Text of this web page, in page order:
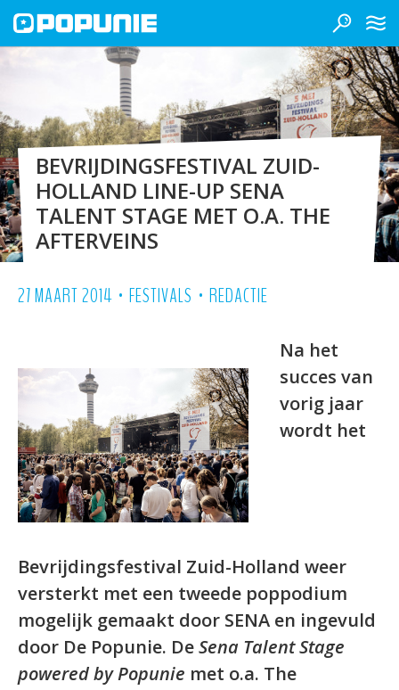
BEVRIJDINGSFESTIVAL ZUID-
HOLLAND LINE-UP SENA
TALENT STAGE MET O.A. THE
AFTERVEINS
27 MAART 2014 • FESTIVALS • REDACTIE
Na het
succes van
vorig jaar
wordt het
Bevrijdingsfestival Zuid-Holland weer
versterkt met een tweede poppodium
mogelijk gemaakt door SENA en ingevuld
door De Popunie. DeSena Talent Stage
powered by Popunie met o.a. The